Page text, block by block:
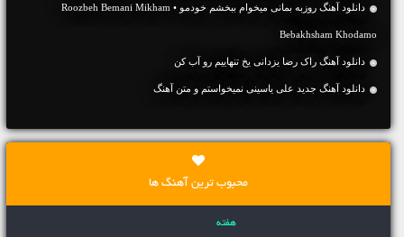
دانلود آهنگ روزبه بمانی میخوام ببخشم خودمو • Roozbeh Bemani Mikham
Bebakhsham Khodamo
دانلود آهنگ راک رضا یزدانی یخ تنهاییم رو آب کن
دانلود آهنگ جديد علی یاسینی نمیخواستم و متن آهنگ
محبوب ترین آهنگ ها
هفته